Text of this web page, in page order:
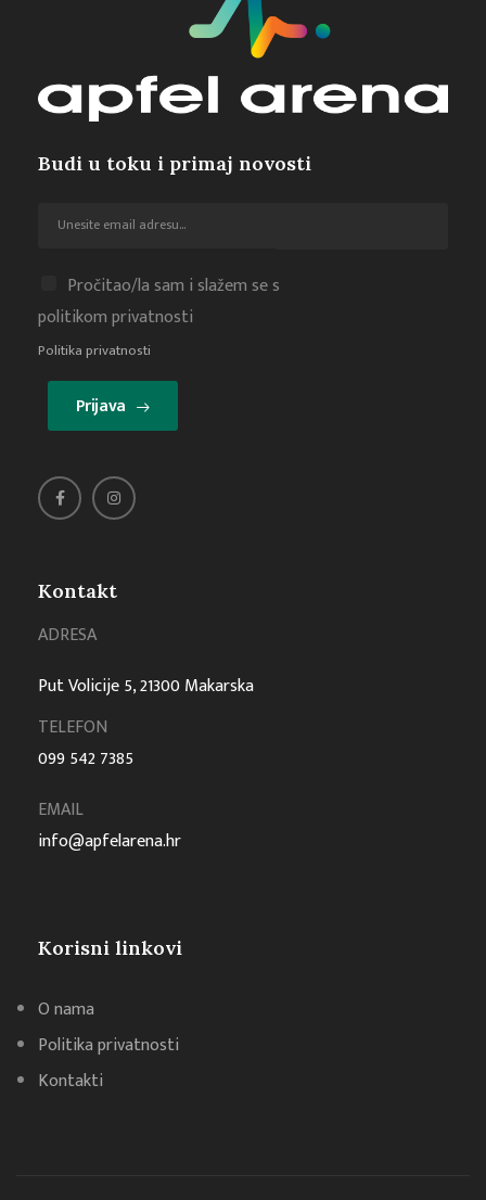
Kontakt
ADRESA
Put Volicije 5, 21300 Makarska
TELEFON
099 542 7385
EMAIL
info@apfelarena.hr
Korisni linkovi
O nama
Politika privatnosti
Kontakti
Budi u toku i primaj novosti
Pročitao/la sam i slažem se s
politikom privatnosti
Politika privatnosti
Prijava